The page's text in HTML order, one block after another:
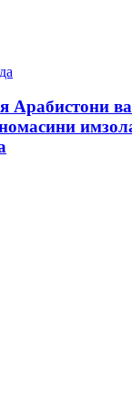
Арабистони